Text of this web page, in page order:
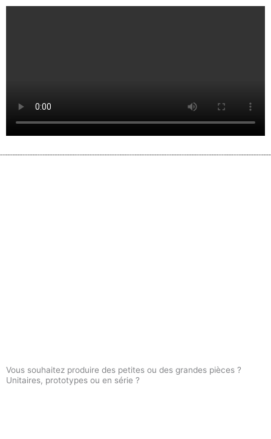
Vous souhaitez produire des petites ou des grandes pièces ?
Unitaires, prototypes ou en série ?